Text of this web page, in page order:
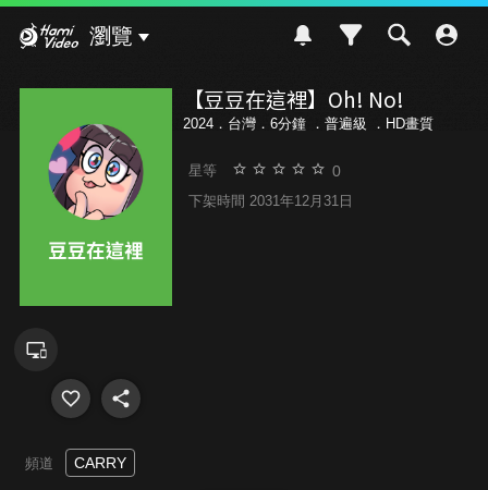
瀏覽
【豆豆在這裡】Oh! No!
2024．台灣．6分鐘 ． 普遍級 ．HD畫質
星等 0
下架時間 2031年12月31日
頻道 CARRY